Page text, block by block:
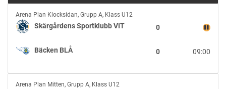
Skärgårdens
Sportklubb
VIT
Bäcken
Arena Plan Klocksidan, Grupp A, Klass U12
Skärgårdens Sportklubb VIT 0
Bäcken BLÅ 09:00
0
Frölunda
Arena Plan Mitten, Grupp A, Klass U12